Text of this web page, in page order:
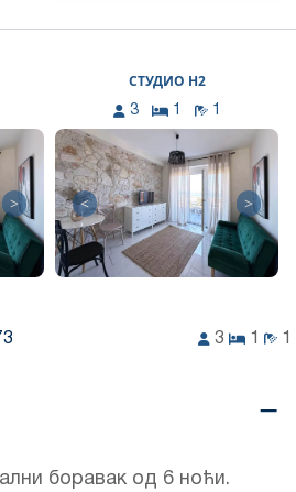
>
СТУДИО Н2
3 1 1
< >
3 1 1
боравак од 6 ноћи.